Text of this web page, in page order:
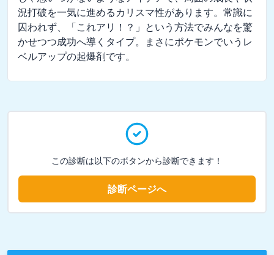
況打破を一気に進めるカリスマ性があります。常識に
囚われず、「これアリ！？」という方法でみんなを驚
かせつつ成功へ導くタイプ。まさにポケモンでいうレ
ベルアップの起爆剤です。
この診断は以下のボタンから診断できます！
診断ページへ